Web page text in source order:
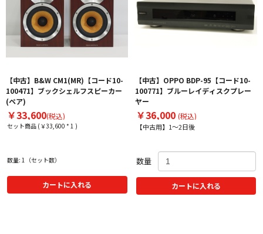
【中古】B&W CM1(MR)【コード10-
100471】ブックシェルフスピーカー
(ペア)
￥33,600(税込)
セット商品 (￥33,600 * 1 )
数量: 1（セット数）
カートに入れる
【中古】OPPO BDP-95【コード10-
100771】ブルーレイディスクプレー
ヤー
￥36,000 (税込)
【中古用】1～2日後
数量
カートに入れる